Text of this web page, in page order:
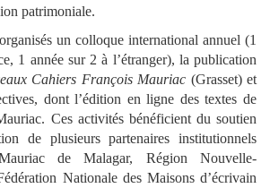
patrimoniale.
un colloque international annuel (1
1 année sur 2 à l’étranger), la publication
Cahiers François Mauriac (Grasset) et
dont l’édition en ligne des textes de
Ces activités bénéficient du soutien
de plusieurs partenaires institutionnels
de Malagar, Région Nouvelle-
Nationale des Maisons d’écrivain